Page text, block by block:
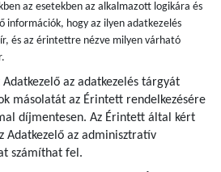
az esetekben az alkalmazott logikára és
információk, hogy az ilyen adatkezelés
és az érintettre nézve milyen várható
az adatkezelés tárgyát
másolatát az Érintett rendelkezésére
díjmentesen. Az Érintett által kért
Adatkezelő az adminisztratív
számíthat fel.